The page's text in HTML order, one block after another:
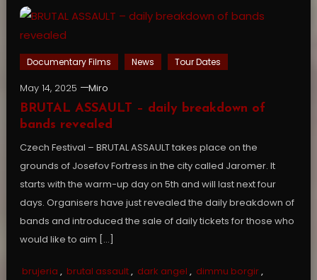
Documentary Films News Tour Dates
May 14, 2025
Miro
BRUTAL ASSAULT – daily breakdown of
bands revealed
Czech Festival – BRUTAL ASSAULT takes place on the
grounds of Josefov Fortress in the city called Jaromer. It
starts with the warm-up day on 5th and will last next four
days. Organisers have just revealed the daily breakdown of
bands and introduced the sale of daily tickets for those who
would like to aim […]
brujeria , brutal assault, dark angel , dimmu borgir,